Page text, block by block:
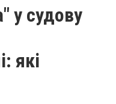
у судову
які